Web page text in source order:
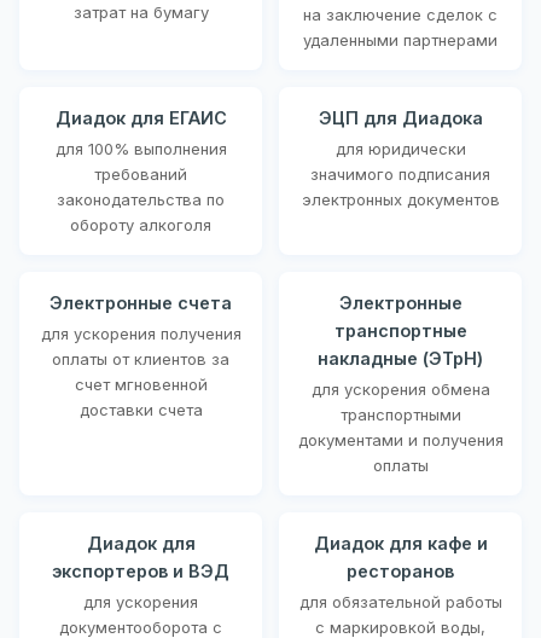
затрат на бумагу
на заключение сделок с
удаленными партнерами
Диадок для ЕГАИС
для 100% выполнения
требований
законодательства по
обороту алкоголя
ЭЦП для Диадока
для юридически
значимого подписания
электронных документов
Электронные счета
для ускорения получения
оплаты от клиентов за
счет мгновенной
доставки счета
Электронные
транспортные
накладные (ЭТрН)
для ускорения обмена
транспортными
документами и получения
оплаты
Диадок для
экспортеров и ВЭД
для ускорения
документооборота с
Диадок для кафе и
ресторанов
для обязательной работы
с маркировкой воды,